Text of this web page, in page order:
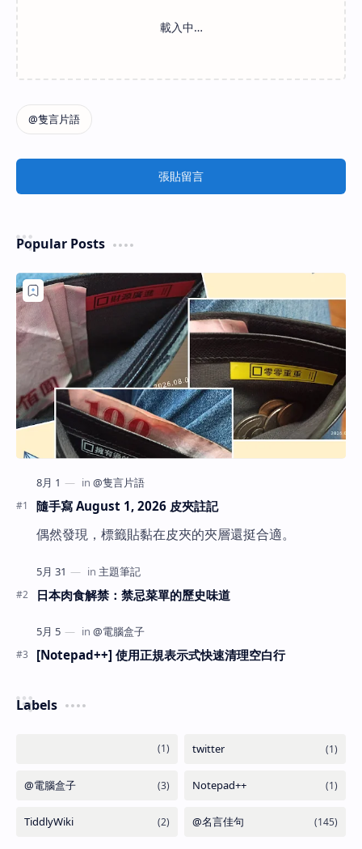
張貼留言
Popular Posts
隨手寫 August 1, 2026 皮夾註記
偶然發現，標籤貼黏在皮夾的夾層還挺合適。
日本肉食解禁：禁忌菜單的歷史味道
[Notepad++] 使用正規表示式快速清理空白行
Labels